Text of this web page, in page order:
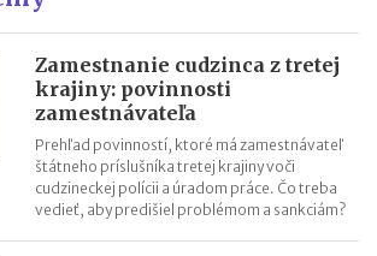
doprave: zlepšenie práv pre
tovaru: strata peňazí aj ohrozenie
PZP od 1.8.2026
či platenie poistného: pravidlá a
školského roka
Zamestnanie cudzinca z tretej
krajiny: povinnosti
zamestnávateľa
Prehľad povinností, ktoré má zamestnávateľ
štátneho príslušníka tretej krajiny voči
cudzineckej polícii a úradom práce. Čo treba
vedieť, aby predišiel problémom a sankciám?